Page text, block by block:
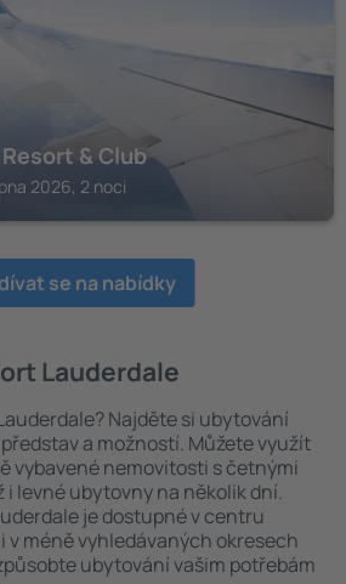
& Club
2026, 2 noci
se na nabídky
Lauderdale
Najděte si ubytování
a možností. Můžete využít
vybavené nemovitosti s četnými
i levné ubytovny na několik dní.
je dostupné v centru
v méně vyhledávaných okresech
ubytování vašim potřebám